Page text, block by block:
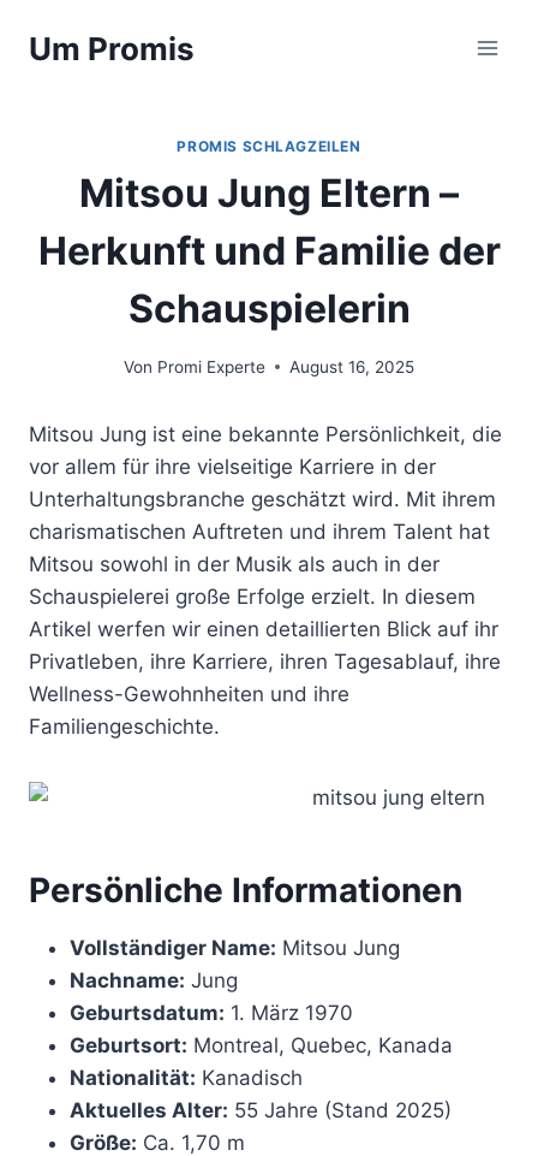
InhaltUm Promis
PROMIS SCHLAGZEILEN
Mitsou Jung Eltern –
Herkunft und Familie der
Schauspielerin
Von Promi Experte August 16, 2025
Mitsou Jung ist eine bekannte Persönlichkeit, die
vor allem für ihre vielseitige Karriere in der
Unterhaltungsbranche geschätzt wird. Mit ihrem
charismatischen Auftreten und ihrem Talent hat
Mitsou sowohl in der Musik als auch in der
Schauspielerei große Erfolge erzielt. In diesem
Artikel werfen wir einen detaillierten Blick auf ihr
Privatleben, ihre Karriere, ihren Tagesablauf, ihre
Wellness-Gewohnheiten und ihre
Familiengeschichte.
Persönliche Informationen
Vollständiger Name: Mitsou Jung
Nachname: Jung
Geburtsdatum: 1. März 1970
Geburtsort: Montreal, Quebec, Kanada
Nationalität: Kanadisch
Aktuelles Alter: 55 Jahre (Stand 2025)
Größe: Ca. 1,70 m